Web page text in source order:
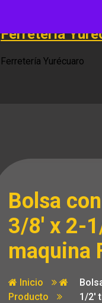
Ferretería
Ferretería Yurécuaro
Bolsa
3/8′ x 2-
maquina
Inicio
Producto
1/2′